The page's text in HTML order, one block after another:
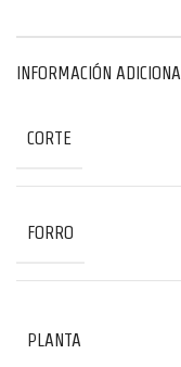
INFORMACIÓN ADICIONAL
CORTE
FORRO
PLANTA